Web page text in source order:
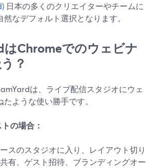
) 日本の多くのクリエイターやチームに
なデフォルト選択となります。
はChromeでのウェビナ
？
は、ライブ配信スタジオにウェ
ような使い勝手です。
の場合：
スのスタジオに入り、レイアウト切り
有、ゲスト招待、ブランディングオー